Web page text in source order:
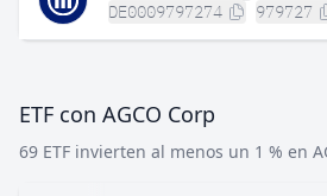
DE0009797274 979727
ETF con AGCO Corp
69 ETF invierten al menos un 1 % en